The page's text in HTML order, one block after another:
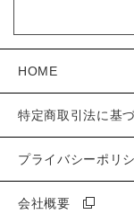
HOME
特定商取引法に基
プライバシーポリ
会社概要